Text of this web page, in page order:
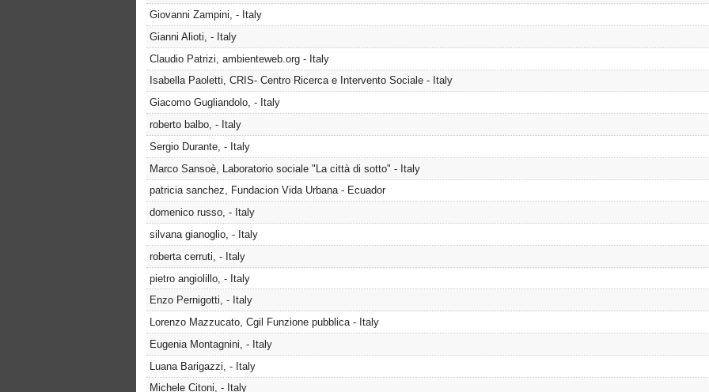
Giovanni Zampini, - Italy
Gianni Alioti, - Italy
Claudio Patrizi, ambienteweb.org - Italy
Isabella Paoletti, CRIS- Centro Ricerca e Intervento Sociale - Italy
Giacomo Gugliandolo, - Italy
roberto balbo, - Italy
Sergio Durante, - Italy
Marco Sansoè, Laboratorio sociale "La città di sotto" - Italy
patricia sanchez, Fundacion Vida Urbana - Ecuador
domenico russo, - Italy
silvana gianoglio, - Italy
roberta cerruti, - Italy
pietro angiolillo, - Italy
Enzo Pernigotti, - Italy
Lorenzo Mazzucato, Cgil Funzione pubblica - Italy
Eugenia Montagnini, - Italy
Luana Barigazzi, - Italy
Michele Citoni, - Italy